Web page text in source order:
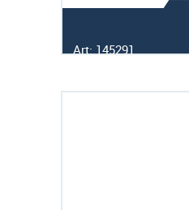
Art: 145291